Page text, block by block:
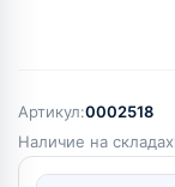
Артикул:0002518
Наличие на складах